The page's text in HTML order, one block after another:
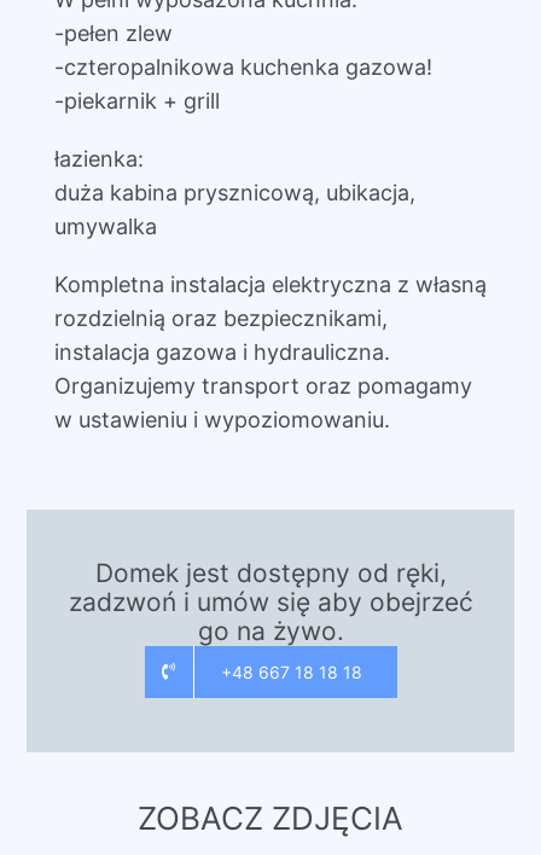
-pełen zlew
-czteropalnikowa kuchenka gazowa!
-piekarnik + grill
łazienka:
duża kabina prysznicową, ubikacja,
umywalka
Kompletna instalacja elektryczna z własną
rozdzielnią oraz bezpiecznikami,
instalacja gazowa i hydrauliczna.
Organizujemy transport oraz pomagamy
w ustawieniu i wypoziomowaniu.
Domek jest dostępny od ręki,
zadzwoń i umów się aby obejrzeć
go na żywo.
+48 667 18 18 18
ZOBACZ ZDJĘCIA